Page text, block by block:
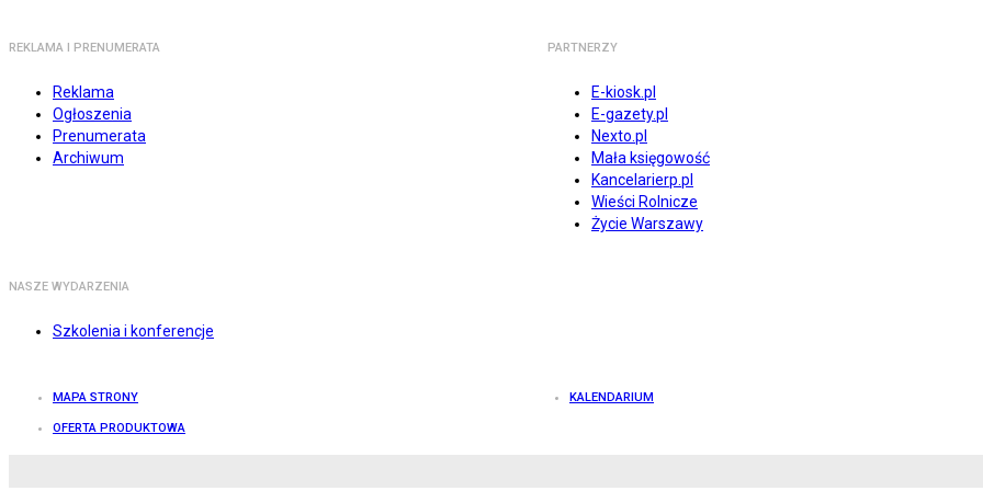
REKLAMA I PRENUMERATA
Reklama
Ogłoszenia
Prenumerata
Archiwum
PARTNERZY
E-kiosk.pl
E-gazety.pl
Nexto.pl
Mała księgowość
Kancelarierp.pl
Wieści Rolnicze
Życie Warszawy
NASZE WYDARZENIA
Szkolenia i konferencje
MAPA STRONY KALENDARIUM
OFERTA PRODUKTOWA